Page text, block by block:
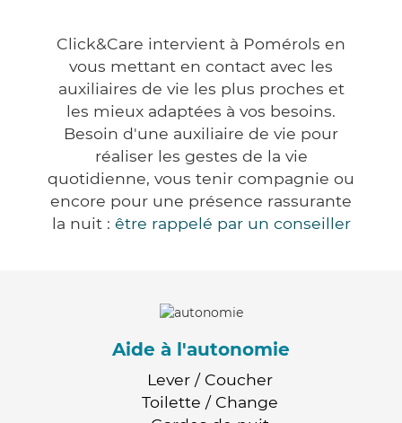
Click&Care intervient à Pomérols en
vous mettant en contact avec les
auxiliaires de vie les plus proches et
les mieux adaptées à vos besoins.
Besoin d'une auxiliaire de vie pour
réaliser les gestes de la vie
quotidienne, vous tenir compagnie ou
encore pour une présence rassurante
la nuit : être rappelé par un conseiller
Aide à l'autonomie
Lever / Coucher
Toilette / Change